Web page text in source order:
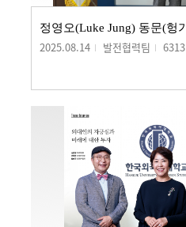
2025.08.14 발전협력팀 6313